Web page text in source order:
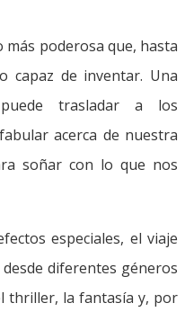
más poderosa que, hasta
capaz de inventar. Una
trasladar a los
acerca de nuestra
soñar con lo que nos
especiales, el viaje
diferentes géneros
thriller, la fantasía y, por